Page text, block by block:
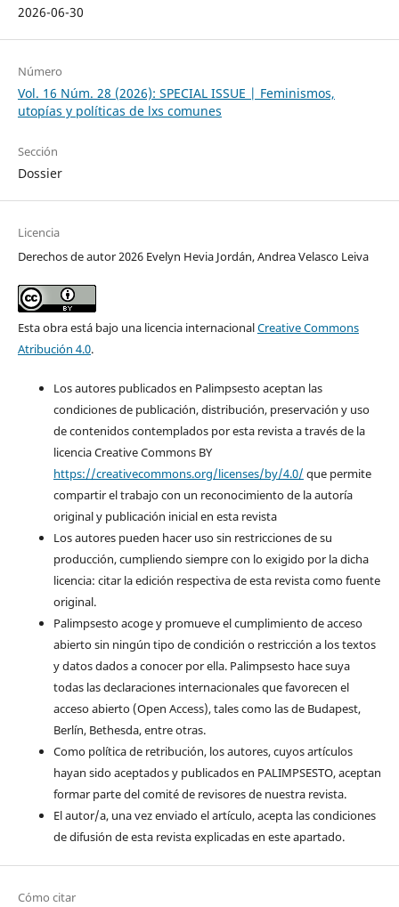
2026-06-30
Número
Vol. 16 Núm. 28 (2026): SPECIAL ISSUE | Feminismos,
utopías y políticas de lxs comunes
Sección
Dossier
Licencia
Derechos de autor 2026 Evelyn Hevia Jordán, Andrea Velasco Leiva
Esta obra está bajo una licencia internacionalCreative Commons
Atribución 4.0.
Los autores publicados en Palimpsesto aceptan las
condiciones de publicación, distribución, preservación y uso
de contenidos contemplados por esta revista a través de la
licencia Creative Commons BY
https://creativecommons.org/licenses/by/4.0/ que permite
compartir el trabajo con un reconocimiento de la autoría
original y publicación inicial en esta revista
Los autores pueden hacer uso sin restricciones de su
producción, cumpliendo siempre con lo exigido por la dicha
licencia: citar la edición respectiva de esta revista como fuente
original.
Palimpsesto acoge y promueve el cumplimiento de acceso
abierto sin ningún tipo de condición o restricción a los textos
y datos dados a conocer por ella. Palimpsesto hace suya
todas las declaraciones internacionales que favorecen el
acceso abierto (Open Access), tales como las de Budapest,
Berlín, Bethesda, entre otras.
Como política de retribución, los autores, cuyos artículos
hayan sido aceptados y publicados en PALIMPSESTO, aceptan
formar parte del comité de revisores de nuestra revista.
El autor/a, una vez enviado el artículo, acepta las condiciones
de difusión de esta revista explicadas en este apartado.
Cómo citar